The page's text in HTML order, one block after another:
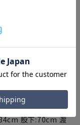
股下:68cm 渡り
股下:69cm 渡り
股下:70cm 渡